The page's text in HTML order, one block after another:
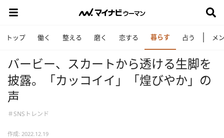
トップ 働く 整える 磨く 恋する 暮らす 占う メ
バービー、スカートから透ける生脚を
披露。「カッコイイ」「煌びやか」の
声
＃SNSトレンド
作成: 2022.12.19